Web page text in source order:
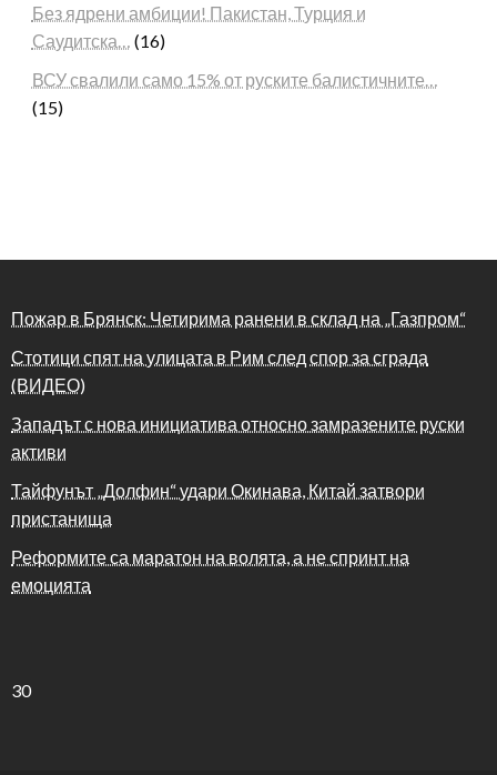
Без ядрени амбиции! Пакистан, Турция и
Саудитска… (16)
ВСУ свалили само 15% от руските балистичните…
(15)
Пожар в Брянск: Четирима ранени в склад на „Газпром“
Стотици спят на улицата в Рим след спор за сграда
(ВИДЕО)
Западът с нова инициатива относно замразените руски
активи
Тайфунът „Долфин“ удари Окинава, Китай затвори
пристанища
Реформите са маратон на волята, а не спринт на
емоцията
30